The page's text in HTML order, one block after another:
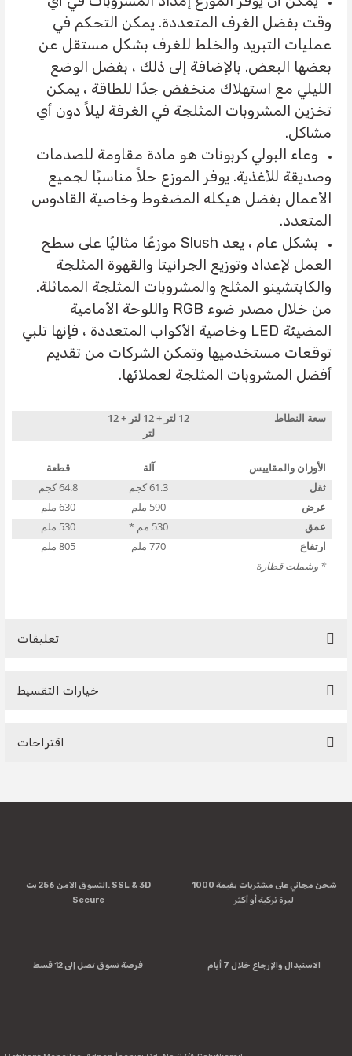
وقت بفضل الغرف المتعددة. يمكن التحكم في
عمليات التبريد والخلط للغرف بشكل مستقل عن
بعضها البعض. بالإضافة إلى ذلك ، بفضل الوضع
الليلي مع استهلاك منخفض جدًا للطاقة ، يمكن
تخزين المشروبات المثلجة في الغرفة ليلاً دون أي
مشاكل.
وعاء البولي كربونات هو مادة مقاومة للصدمات
وصديقة للأغذية. يوفر الموزع حلاً مناسبًا لجميع
الأعمال بفضل هيكله المضغوط وخاصية القادوس
المتعدد.
بشكل عام ، يعد Slush موزعًا مثاليًا على سطح
العمل لإعداد وتوزيع الجرانيتا والقهوة المثلجة
والكابتشينو المثلج والمشروبات المثلجة المماثلة.
من خلال مصدر ضوء RGB واللوحة الأمامية
المضيئة LED وخاصية الأكواب المتعددة ، فإنها تلبي
توقعات مستخدميها وتمكن الشركات من تقديم
أفضل المشروبات المثلجة لعملائها.
سعة النطاط
12 لتر + 12 لتر + 12
لتر
الأوزان والمقاييس آلة
قطعة
ثقل
61.3 كجم
64.8 كجم
عرض
590 ملم
630 ملم
عمق
530 مم *
530 ملم
ارتفاع
770 ملم
805 ملم
* وشملت قطارة
تعليقات
خيارات التقسيط
اقتراحات
product's price, image, description, or any other insufficient
Missing information in the product description.
There should be other alternatives to this product.
التسوق الآمن 256 بت. SSL & 3D
Secure
شحن مجاني على مشتريات بقيمة 1000
ليرة تركية أو أكثر
فرصة تسوق تصل إلى 12 قسط الاستبدال والإرجاع خلال 7 أيام